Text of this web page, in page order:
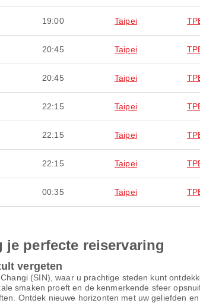
19:00 Taipei
20:45 Taipei
20:45 Taipei
22:15 Taipei
22:15 Taipei
22:15 Taipei
00:35 Taipei
perfecte reiservaring
vergeten
(SIN), waar u prachtige steden kunt
smaken proeft en de kenmerkende sfeer
Ontdek nieuwe horizonten met uw geliefden